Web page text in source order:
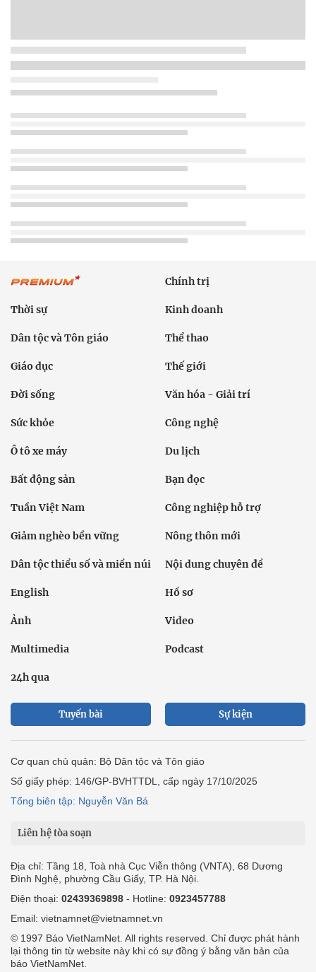
Chính trị
Thời sự Kinh doanh
Dân tộc và Tôn giáo Thể thao
Giáo dục Thế giới
Đời sống Văn hóa - Giải trí
Sức khỏe Công nghệ
Ô tô xe máy Du lịch
Bất động sản Bạn đọc
Tuần Việt Nam Công nghiệp hỗ trợ
Giảm nghèo bền vững Nông thôn mới
Dân tộc thiểu số và miền núi Nội dung chuyên đề
English Hồ sơ
Ảnh Video
Multimedia Podcast
24h qua
Tuyến bài Sự kiện
Cơ quan chủ quản: Bộ Dân tộc và Tôn giáo
Số giấy phép: 146/GP-BVHTTDL, cấp ngày 17/10/2025
Tổng biên tập: Nguyễn Văn Bá
Liên hệ tòa soạn
Địa chỉ: Tầng 18, Toà nhà Cục Viễn thông (VNTA), 68 Dương
Đình Nghệ, phường Cầu Giấy, TP. Hà Nội.
Điện thoại: 02439369898 - Hotline: 0923457788
Email: vietnamnet@vietnamnet.vn
© 1997 Báo VietNamNet. All rights reserved. Chỉ được phát hành
lại thông tin từ website này khi có sự đồng ý bằng văn bản của
báo VietNamNet.